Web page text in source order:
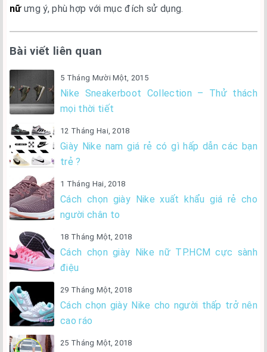
nữưng ý, phù hợp với mục đích sử dụng.
Bài viết liên quan
5 Tháng Mười Một, 2015
Nike Sneakerboot Collection – Thử thách
mọi thời tiết
12 Tháng Hai, 2018
Giày Nike nam giá rẻ có gì hấp dẫn các bạn
trẻ ?
1 Tháng Hai, 2018
Cách chọn giày Nike xuất khẩu giá rẻ cho
người chân to
18 Tháng Một, 2018
Cách chọn giày Nike nữ TP.HCM cực sành
điệu
29 Tháng Một, 2018
Cách chọn giày Nike cho người thấp trở nên
cao ráo
25 Tháng Một, 2018